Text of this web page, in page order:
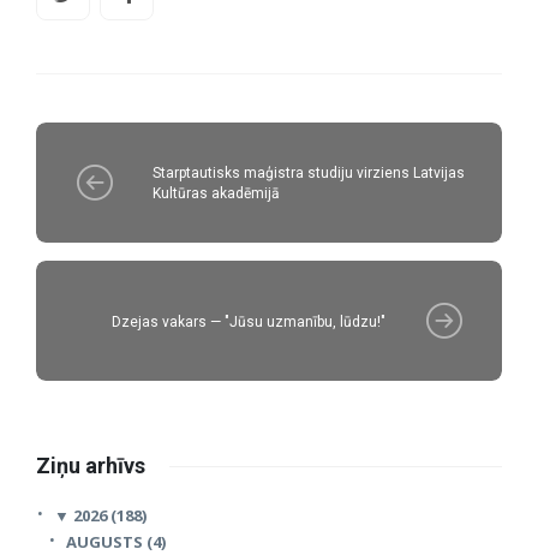
Starptautisks maģistra studiju virziens Latvijas
Kultūras akadēmijā
Dzejas vakars — "Jūsu uzmanību, lūdzu!"
Ziņu arhīvs
▼ 2026 (188)
AUGUSTS (4)